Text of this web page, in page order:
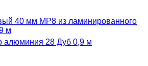
40 мм MP8 из ламинированного
м